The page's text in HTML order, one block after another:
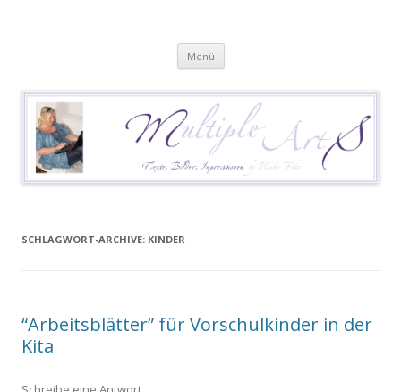
Menü Springe
Inhalt
SCHLAGWORT-ARCHIVE: KINDER
“Arbeitsblätter” für Vorschulkinder in der
Kita